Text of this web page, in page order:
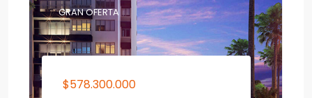
GRAN OFERTA
$578.300.000